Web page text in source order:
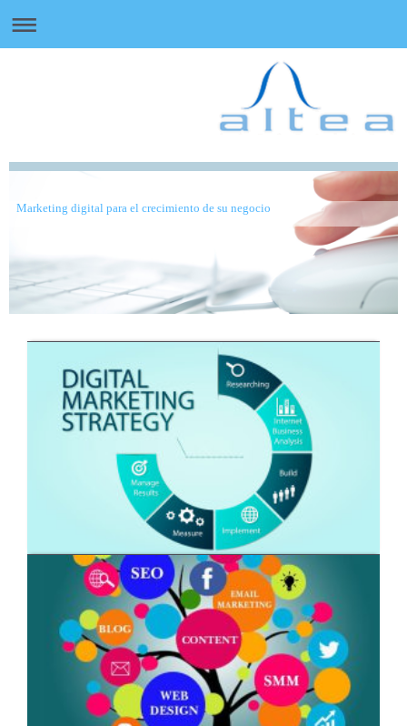
Marketing digital para el crecimiento de su negocio